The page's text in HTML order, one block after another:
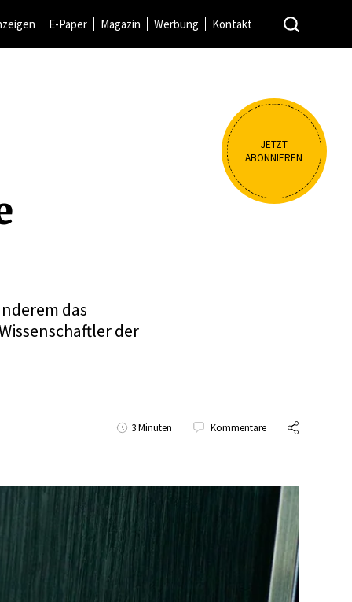
E-Paper Magazin Werbung Kontakt
JETZT
ABONNIEREN
das
der
3 Minuten Kommentare